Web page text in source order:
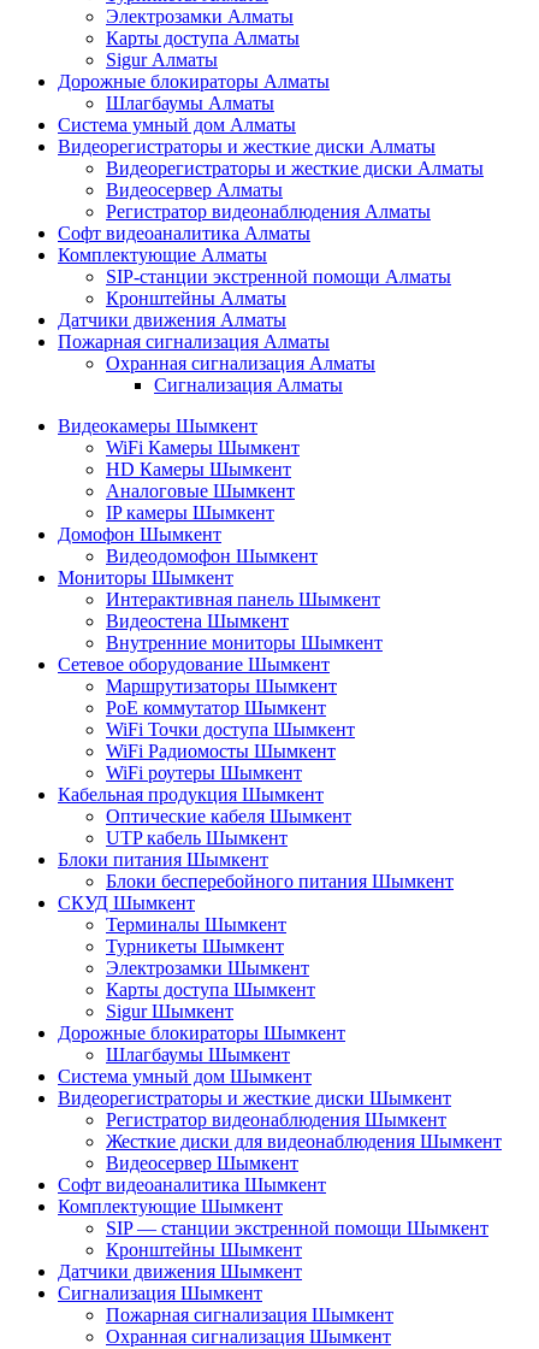
Электрозамки Алматы
Карты доступа Алматы
Sigur Алматы
Дорожные блокираторы Алматы
Шлагбаумы Алматы
Система умный дом Алматы
Видеорегистраторы и жесткие диски Алматы
Видеорегистраторы и жесткие диски Алматы
Видеосервер Алматы
Регистратор видеонаблюдения Алматы
Софт видеоаналитика Алматы
Комплектующие Алматы
SIP-станции экстренной помощи Алматы
Кронштейны Алматы
Датчики движения Алматы
Пожарная сигнализация Алматы
Охранная сигнализация Алматы
Сигнализация Алматы
Видеокамеры Шымкент
WiFi Камеры Шымкент
HD Камеры Шымкент
Аналоговые Шымкент
IP камеры Шымкент
Домофон Шымкент
Видеодомофон Шымкент
Мониторы Шымкент
Интерактивная панель Шымкент
Видеостена Шымкент
Внутренние мониторы Шымкент
Сетевое оборудование Шымкент
Маршрутизаторы Шымкент
PoE коммутатор Шымкент
WiFi Точки доступа Шымкент
WiFi Радиомосты Шымкент
WiFi роутеры Шымкент
Кабельная продукция Шымкент
Оптические кабеля Шымкент
UTP кабель Шымкент
Блоки питания Шымкент
Блоки бесперебойного питания Шымкент
СКУД Шымкент
Терминалы Шымкент
Турникеты Шымкент
Электрозамки Шымкент
Карты доступа Шымкент
Sigur Шымкент
Дорожные блокираторы Шымкент
Шлагбаумы Шымкент
Система умный дом Шымкент
Видеорегистраторы и жесткие диски Шымкент
Регистратор видеонаблюдения Шымкент
Жесткие диски для видеонаблюдения Шымкент
Видеосервер Шымкент
Софт видеоаналитика Шымкент
Комплектующие Шымкент
SIP — станции экстренной помощи Шымкент
Кронштейны Шымкент
Датчики движения Шымкент
Сигнализация Шымкент
Пожарная сигнализация Шымкент
Охранная сигнализация Шымкент